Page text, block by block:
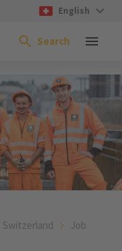
English
Search
Switzerland Job